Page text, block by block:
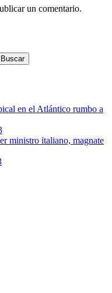
un comentario.
en el Atlántico rumbo a
ministro italiano, magnate